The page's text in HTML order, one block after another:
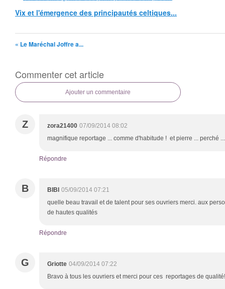
Vix et l'émergence des principautés celtiques...
« Le Maréchal Joffre a...
Commenter cet article
Ajouter un commentaire
Z zora21400 07/09/2014 08:02
magnifique reportage ... comme d'habitude ! et pierre ... perché
Répondre
B BIBI 05/09/2014 07:21
quelle beau travail et de talent pour ses ouvriers merci. aux
de hautes qualités
Répondre
G Griotte 04/09/2014 07:22
Bravo à tous les ouvriers et merci pour ces reportages de qualité!